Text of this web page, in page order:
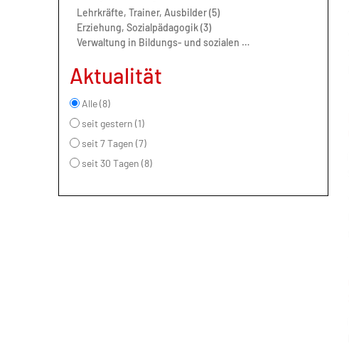
Lehrkräfte, Trainer, Ausbilder (5)
Erziehung, Sozialpädagogik (3)
Verwaltung in Bildungs- und sozialen Einrichtungen (3)
Aktualität
Alle (8)
seit gestern (1)
seit 7 Tagen (7)
seit 30 Tagen (8)